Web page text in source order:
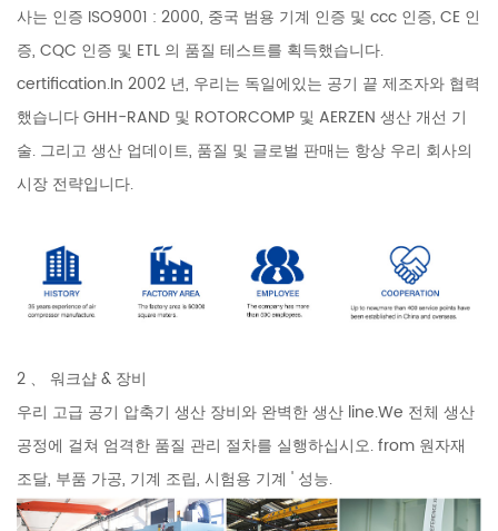
사는 인증 ISO9001 : 2000, 중국 범용 기계 인증 및 ccc 인증, CE 인
증, CQC 인증 및 ETL 의 품질 테스트를 획득했습니다.
certification.In 2002 년, 우리는 독일에있는 공기 끝 제조자와 협력
했습니다 GHH-RAND 및 ROTORCOMP 및 AERZEN 생산 개선 기
술. 그리고 생산 업데이트, 품질 및 글로벌 판매는 항상 우리 회사의
시장 전략입니다.
2 、 워크샵 & 장비
우리 고급 공기 압축기 생산 장비와 완벽한 생산 line.We 전체 생산
공정에 걸쳐 엄격한 품질 관리 절차를 실행하십시오. from 원자재
조달, 부품 가공, 기계 조립, 시험용 기계 ' 성능.